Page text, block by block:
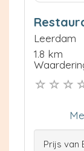
Leerdam
1.8 km
Prijs van